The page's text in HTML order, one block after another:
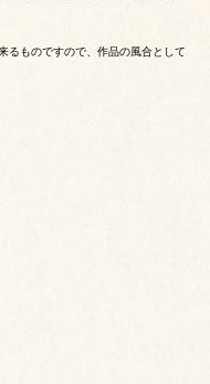
るものですので、作品の風合として